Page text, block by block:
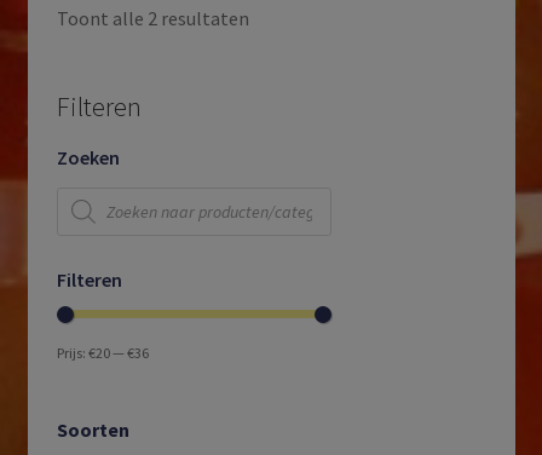
Toont alle 2 resultaten
Filteren
Zoeken
Producten
zoeken
Filteren
Prijs: €20— €36
Soorten